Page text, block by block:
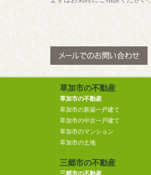
草加市の不動産
草加市の不動産
草加市の新築一戸建て
草加市の中古一戸建て
草加市のマンション
草加市の土地
三郷市の不動産